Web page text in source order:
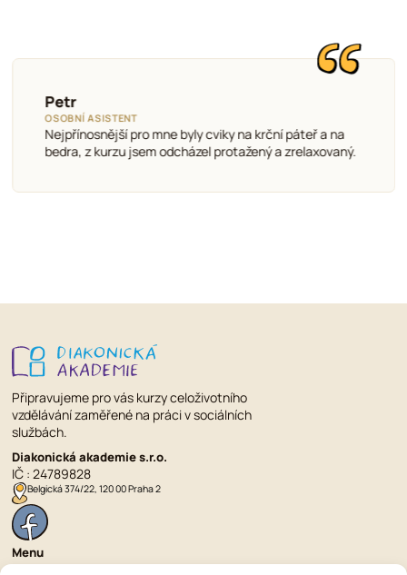
Petr
OSOBNÍ ASISTENT
Nejpřínosnější pro mne byly cviky na krční páteř a na
bedra, z kurzu jsem odcházel protažený a zrelaxovaný.
Připravujeme pro vás kurzy celoživotního
vzdělávání zaměřené na práci v sociálních
službách.
Diakonická akademie s.r.o.
IČ : 24789828
Belgická 374/22, 120 00 Praha 2
Menu